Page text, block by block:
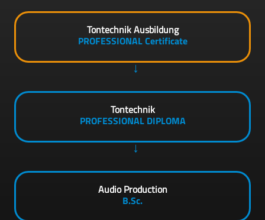
Tontechnik Ausbildung
PROFESSIONAL Certificate
Tontechnik
PROFESSIONAL DIPLOMA
Audio Production
B.Sc.